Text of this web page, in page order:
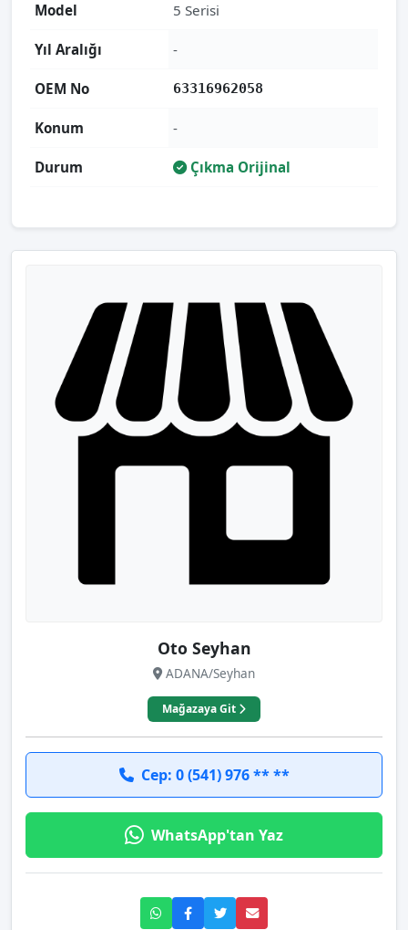
Model 5 Serisi
Yıl Aralığı -
OEM No 63316962058
Konum -
Durum Çıkma Orijinal
Oto Seyhan
ADANA/Seyhan
Mağazaya Git
Cep: 0 (541) 976 ** **
WhatsApp'tan Yaz